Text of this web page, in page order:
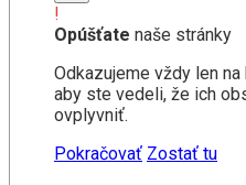
!
Opúšťate naše stránky
Odkazujeme vždy len
aby ste vedeli, že ich
ovplyvniť.
Pokračovať Zostať tu